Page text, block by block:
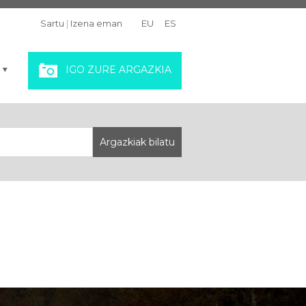
Sartu | Izena eman EU ES
IGO ZURE ARGAZKIA